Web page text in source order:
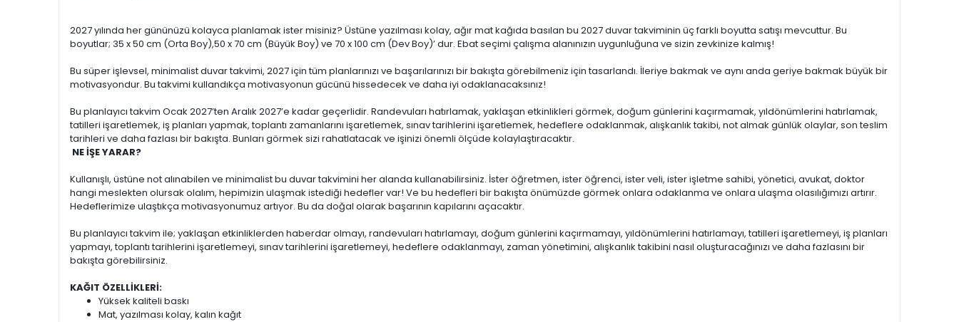
2027 yılında her gününüzü kolayca planlamak ister misiniz? Üstüne yazılması kolay, ağır mat kağıda basılan bu 2027 duvar takviminin üç farklı boyutta satışı mevcuttur. Bu
boyutlar; 35 x 50 cm (Orta Boy),50 x 70 cm (Büyük Boy) ve 70 x 100 cm (Dev Boy)’ dur. Ebat seçimi çalışma alanınızın uygunluğuna ve sizin zevkinize kalmış!
Bu süper işlevsel, minimalist duvar takvimi, 2027 için tüm planlarınızı ve başarılarınızı bir bakışta görebilmeniz için tasarlandı. İleriye bakmak ve aynı anda geriye bakmak büyük bir
motivasyondur. Bu takvimi kullandıkça motivasyonun gücünü hissedecek ve daha iyi odaklanacaksınız!
Bu planlayıcı takvim Ocak 2027’ten Aralık 2027’e kadar geçerlidir. Randevuları hatırlamak, yaklaşan etkinlikleri görmek, doğum günlerini kaçırmamak, yıldönümlerini hatırlamak,
tatilleri işaretlemek, iş planları yapmak, toplantı zamanlarını işaretlemek, sınav tarihlerini işaretlemek, hedeflere odaklanmak, alışkanlık takibi, not almak günlük olaylar, son teslim
tarihleri ve daha fazlası bir bakışta. Bunları görmek sizi rahatlatacak ve işinizi önemli ölçüde kolaylaştıracaktır.
NE İŞE YARAR?
Kullanışlı, üstüne not alınabilen ve minimalist bu duvar takvimini her alanda kullanabilirsiniz. İster öğretmen, ister öğrenci, ister veli, ister işletme sahibi, yönetici, avukat, doktor
hangi meslekten olursak olalım, hepimizin ulaşmak istediği hedefler var! Ve bu hedefleri bir bakışta önümüzde görmek onlara odaklanma ve onlara ulaşma olasılığımızı artırır.
Hedeflerimize ulaştıkça motivasyonumuz artıyor. Bu da doğal olarak başarının kapılarını açacaktır.
Bu planlayıcı takvim ile; yaklaşan etkinliklerden haberdar olmayı, randevuları hatırlamayı, doğum günlerini kaçırmamayı, yıldönümlerini hatırlamayı, tatilleri işaretlemeyi, iş planları
yapmayı, toplantı tarihlerini işaretlemeyi, sınav tarihlerini işaretlemeyi, hedeflere odaklanmayı, zaman yönetimini, alışkanlık takibini nasıl oluşturacağınızı ve daha fazlasını bir
bakışta görebilirsiniz.
KAĞIT ÖZELLİKLERİ:
Yüksek kaliteli baskı
Mat, yazılması kolay, kalın kağıt